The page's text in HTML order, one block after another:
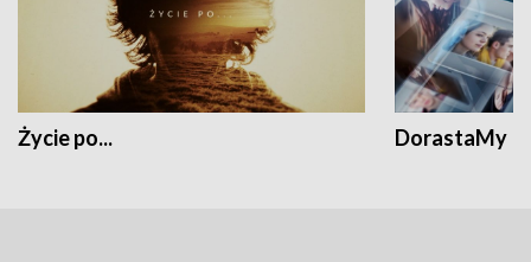
Życie po... DorastaMy